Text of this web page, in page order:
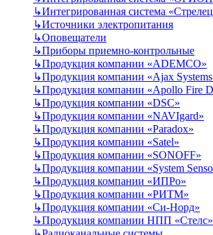
↳Интегрированная система
↳Источники электропитания
↳Оповещатели
↳Приборы приемно-контрольные
↳Продукция компании «ADEMCO»
↳Продукция компании «Ajax
↳Продукция компании «Apollo Fire
↳Продукция компании «DSC»
↳Продукция компании «NAVIgard»
↳Продукция компании «Paradox»
↳Продукция компании «Satel»
↳Продукция компании «SONOFF»
↳Продукция компании «System
↳Продукция компании «ИПРо»
↳Продукция компании «РИТМ»
↳Продукция компании «Си-Норд»
↳Продукция компании НПП «Стелс»